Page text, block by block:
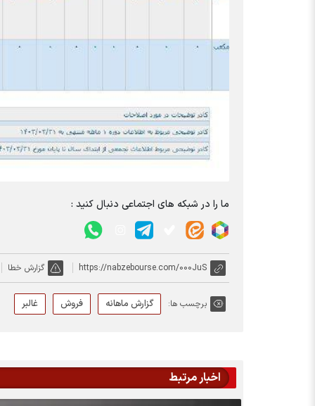
ما را در شبکه های اجتماعی دنبال کنید :
https://nabzebourse.com/000JuS گزارش خطا
برچسب ها: گزارش ماهانه فروش غالبر
اخبار مرتبط